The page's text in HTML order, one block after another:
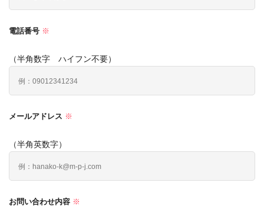
電話番号 ※
（半角数字 ハイフン不要）
メールアドレス ※
（半角英数字）
お問い合わせ内容 ※